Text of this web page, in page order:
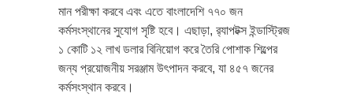
মান পরীক্ষা করবে এবং এতে বাংলাদেশি ৭৭০ জন
কর্মসংস্থানের সুযোগ সৃষ্টি হবে। এছাড়া, র‌্যাপটক্স ইন্ডাস্ট্রিজ
১ কোটি ১২ লাখ ডলার বিনিয়োগ করে তৈরি পোশাক শিল্পের
জন্য প্রয়োজনীয় সরঞ্জাম উৎপাদন করবে, যা ৪৫৭ জনের
কর্মসংস্থান করবে।